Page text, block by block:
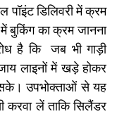
पॉइंट डिलिवरी में क्रम
बुकिंग का क्रम जानना
है कि जब भी गाड़ी
लाइनों में खड़े होकर
उपभोक्ताओं से यह
करवा लें ताकि सिलैंडर